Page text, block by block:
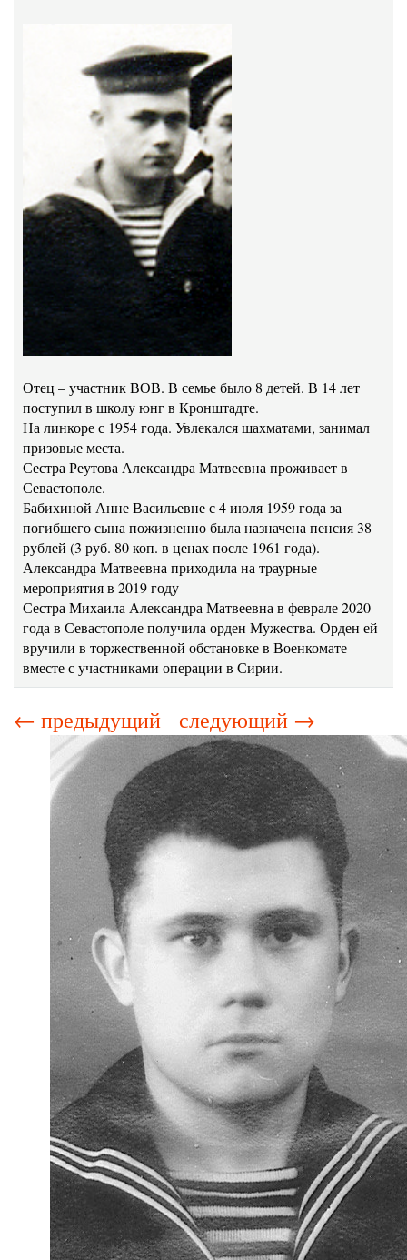
Отец – участник ВОВ. В семье было 8 детей. В 14 лет
поступил в школу юнг в Кронштадте.
На линкоре с 1954 года. Увлекался шахматами, занимал
призовые места.
Сестра Реутова Александра Матвеевна проживает в
Севастополе.
Бабихиной Анне Васильевне с 4 июля 1959 года за
погибшего сына пожизненно была назначена пенсия 38
рублей (3 руб. 80 коп. в ценах после 1961 года).
Александра Матвеевна приходила на траурные
мероприятия в 2019 году
Сестра Михаила Александра Матвеевна в феврале 2020
года в Севастополе получила орден Мужества. Орден ей
вручили в торжественной обстановке в Военкомате
вместе с участниками операции в Сирии.
← предыдущий следующий →